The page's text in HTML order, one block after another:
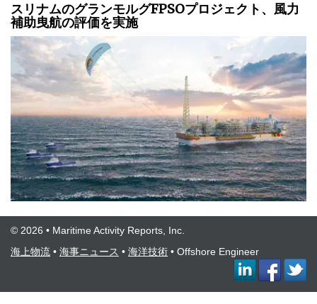
スリナムのグランモルグFPSOプロジェクト、風力
補助曳航の評価を実施
© 2026 • Maritime Activity Reports, Inc.
海上物流 • 海事ニュース • 海洋技術 • Offshore Engineer